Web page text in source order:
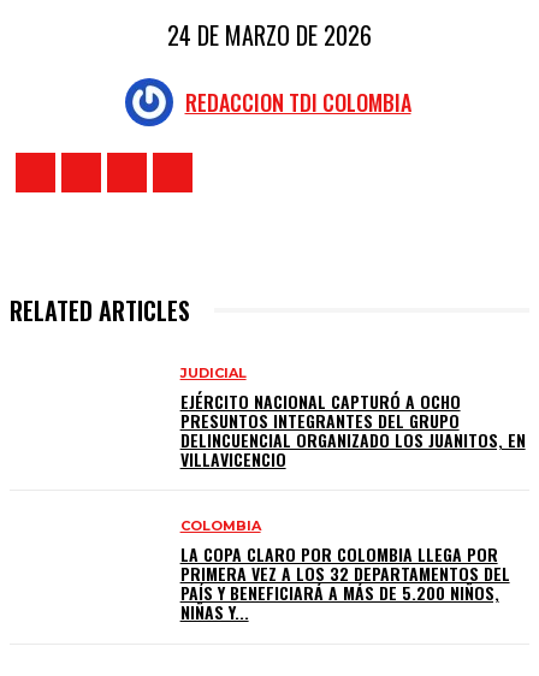
24 DE MARZO DE 2026
REDACCION TDI COLOMBIA
RELATED ARTICLES
JUDICIAL
EJÉRCITO NACIONAL CAPTURÓ A OCHO
PRESUNTOS INTEGRANTES DEL GRUPO
DELINCUENCIAL ORGANIZADO LOS JUANITOS, EN
VILLAVICENCIO
COLOMBIA
LA COPA CLARO POR COLOMBIA LLEGA POR
PRIMERA VEZ A LOS 32 DEPARTAMENTOS DEL
PAÍS Y BENEFICIARÁ A MÁS DE 5.200 NIÑOS,
NIÑAS Y...